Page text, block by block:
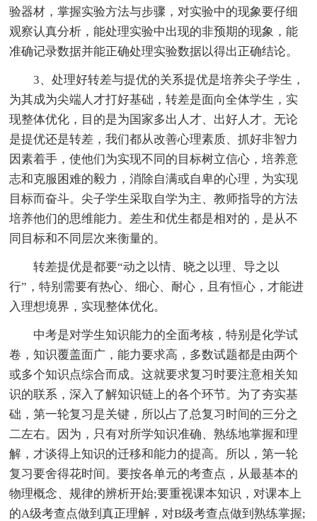
验器材，掌握实验方法与步骤，对实验中的现象要仔细
观察认真分析，能处理实验中出现的非预期的现象，能
准确记录数据并能正确处理实验数据以得出正确结论。
3、处理好转差与提优的关系提优是培养尖子学生，
为其成为尖端人才打好基础，转差是面向全体学生，实
现整体优化，目的是为国家多出人才、出好人才。无论
是提优还是转差，我们都从改善心理素质、抓好非智力
因素着手，使他们为实现不同的目标树立信心，培养意
志和克服困难的毅力，消除自满或自卑的心理，为实现
目标而奋斗。尖子学生采取自学为主、教师指导的方法
培养他们的思维能力。差生和优生都是相对的，是从不
同目标和不同层次来衡量的。
转差提优是都要“动之以情、晓之以理、导之以
行”，特别需要有热心、细心、耐心，且有恒心，才能进
入理想境界，实现整体优化。
中考是对学生知识能力的全面考核，特别是化学试
卷，知识覆盖面广，能力要求高，多数试题都是由两个
或多个知识点综合而成。这就要求复习时要注意相关知
识的联系，深入了解知识链上的各个环节。为了夯实基
础，第一轮复习是关键，所以占了总复习时间的三分之
二左右。因为，只有对所学知识准确、熟练地掌握和理
解，才谈得上知识的迁移和能力的提高。所以，第一轮
复习要舍得花时间。要按各单元的考查点，从最基本的
物理概念、规律的辨析开始;要重视课本知识，对课本上
的A级考查点做到真正理解，对B级考查点做到熟练掌握;